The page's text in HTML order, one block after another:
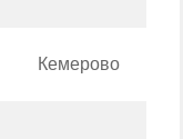
Кемерово